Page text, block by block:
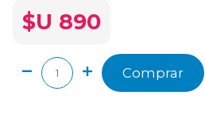
$U 890
Comprar